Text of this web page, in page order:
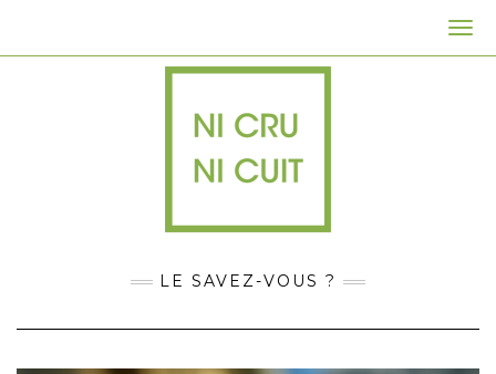
LE SAVEZ-VOUS ?